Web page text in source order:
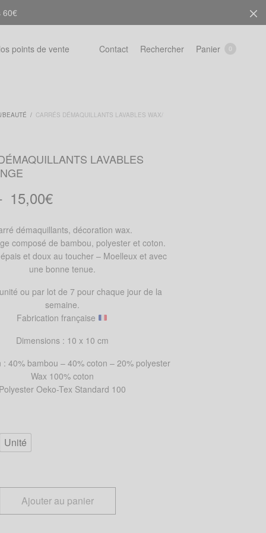
60€
points de vente Contact Rechercher Panier
BEAUTÉ / CARRÉS DÉMAQUILLANTS LAVABLES WAX/
LAVABLES
15,00€Plage
de
prix :
2,50€
à
15,00€
démaquillants, décoration wax.
composé de bambou, polyester et coton.
et doux au toucher – Moelleux et avec
une bonne tenue.
ou par lot de 7 pour chaque jour de la
semaine.
Fabrication française
Dimensions : 10 x 10 cm
: 40% bambou – 40% coton – 20% polyester
Wax 100% coton
Polyester Oeko-Tex Standard 100
Unité
Ajouter au panier